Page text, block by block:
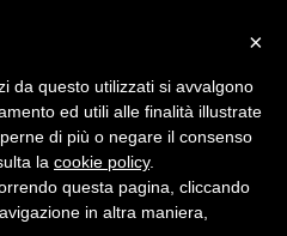
blog: community #1 in
×
da questo utilizzati si avvalgono
ed utili alle finalità illustrate
di più o negare il consenso
la cookie policy.
questa pagina, cliccando
in altra maniera,